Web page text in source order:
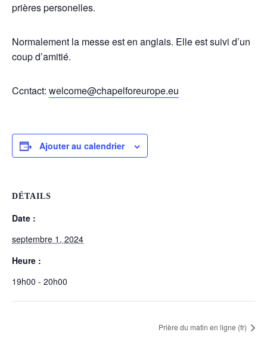
prières personelles.
Normalement la messe est en anglais. Elle est suivi d’un
coup d’amitié.
Ccntact: welcome@chapelforeurope.eu
Ajouter au calendrier
DÉTAILS
Date :
septembre 1, 2024
Heure :
19h00 - 20h00
Prière du matin en ligne (fr)